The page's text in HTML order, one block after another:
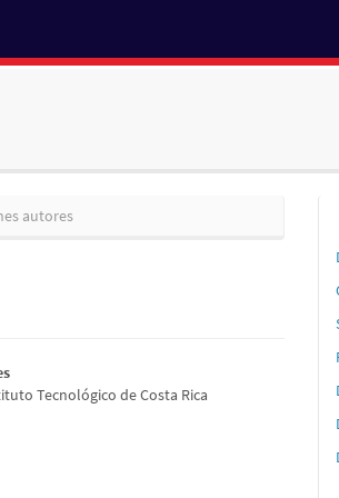
autores
Tecnológico de Costa Rica